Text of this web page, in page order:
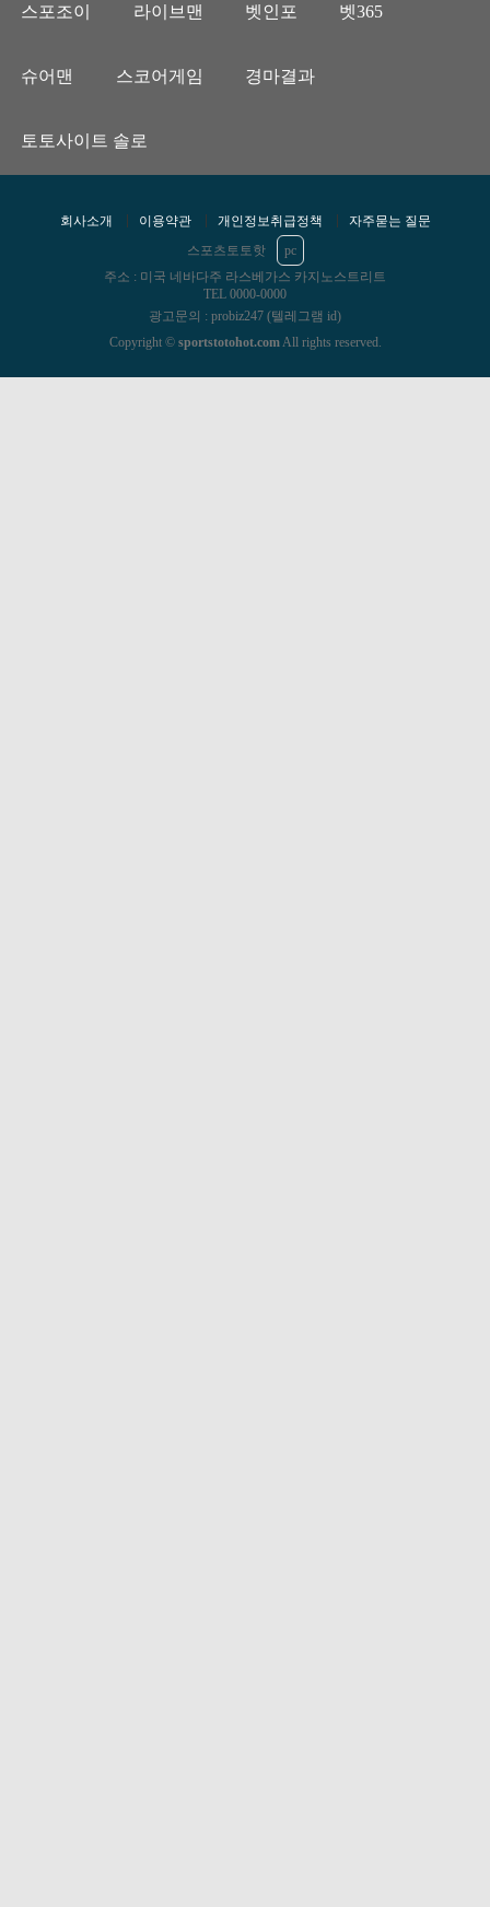
스포조이 라이브맨 벳인포 벳365
슈어맨 스코어게임 경마결과
토토사이트 솔로
회사소개 이용약관 개인정보취급정책
자주묻는 질문
스포츠토토핫
pc
주소 : 미국 네바다주 라스베가스 카지노스트리트
TEL 0000-0000
광고문의 : probiz247 (텔레그램 id)
Copyright © sportstotohot.comAll rights reserved.